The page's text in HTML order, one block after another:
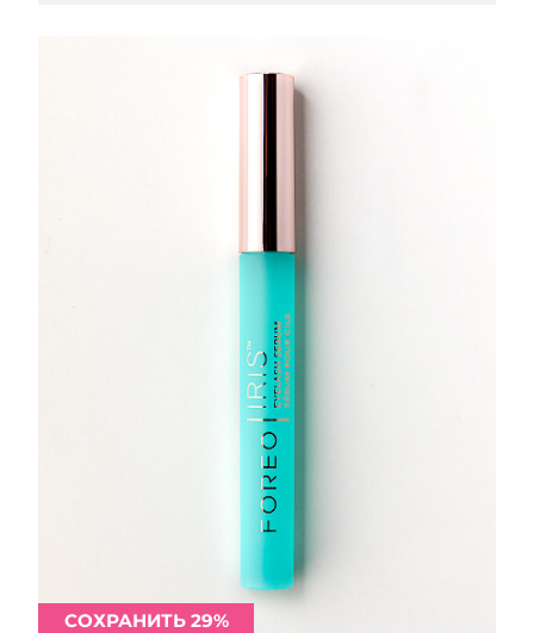
СОХРАНИТЬ 29%